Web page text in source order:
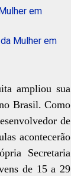
em
Mulher em
ampliou sua
Brasil. Como
de
acontecerão
Secretaria
de 15 a 29